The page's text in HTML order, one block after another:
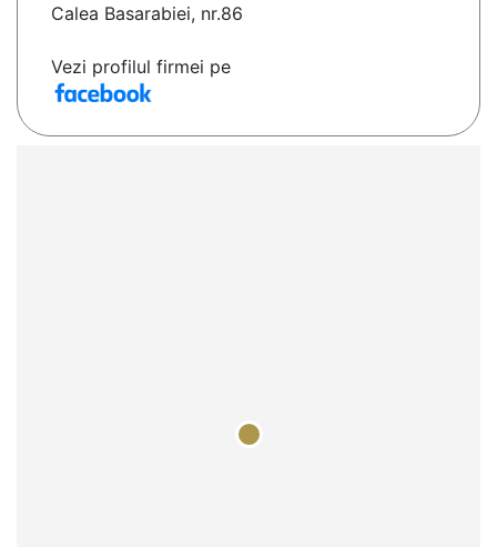
Calea Basarabiei, nr.86
Vezi profilul firmei pe